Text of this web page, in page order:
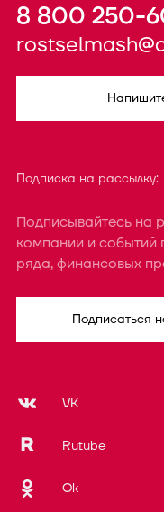
8 800 250-
Подписка на рассылку:
Подписывайтесь на
компании и событий
ряда, финансовых
Подписаться
VK
Rutube
Ok